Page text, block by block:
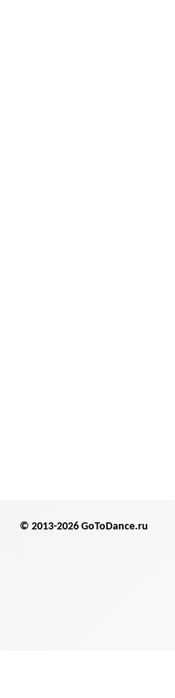
© 2013-2026 GoToDance.ru